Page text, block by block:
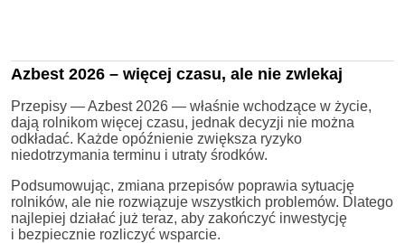
Azbest 2026 – więcej czasu, ale nie zwlekaj
Przepisy — Azbest 2026 — właśnie wchodzące w życie,
dają rolnikom więcej czasu, jednak decyzji nie można
odkładać. Każde opóźnienie zwiększa ryzyko
niedotrzymania terminu i utraty środków.
Podsumowując, zmiana przepisów poprawia sytuację
rolników, ale nie rozwiązuje wszystkich problemów. Dlatego
najlepiej działać już teraz, aby zakończyć inwestycję
i bezpiecznie rozliczyć wsparcie.